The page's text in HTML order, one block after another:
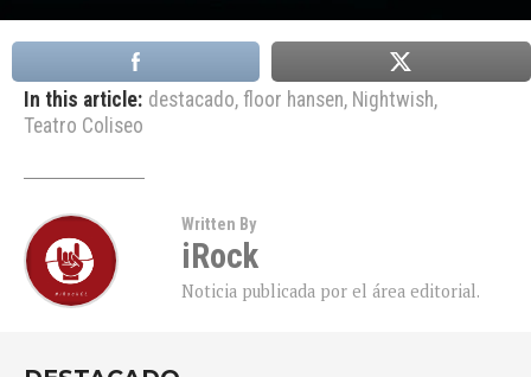
In this article: destacado, floor hansen, Nightwish,
Teatro Coliseo
Written By
iRock
Noticia publicada por el área editorial.